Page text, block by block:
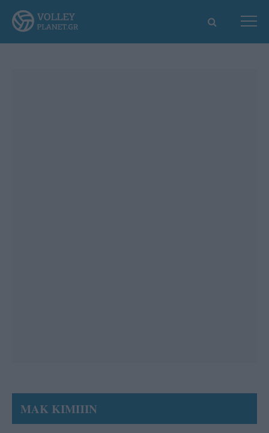
ΜΑΚ ΚΙΜΠΙΝ